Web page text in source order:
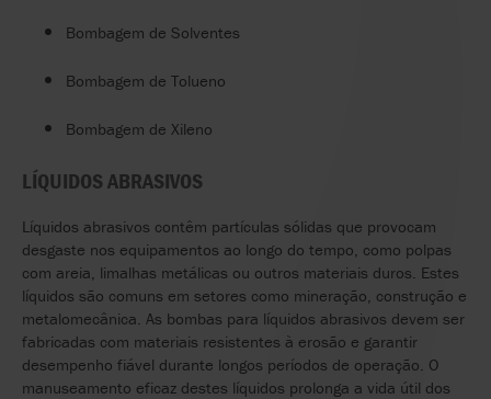
Bombagem de Solventes
Bombagem de Tolueno
Bombagem de Xileno
LÍQUIDOS ABRASIVOS
Líquidos abrasivos contêm partículas sólidas que provocam
desgaste nos equipamentos ao longo do tempo, como polpas
com areia, limalhas metálicas ou outros materiais duros. Estes
líquidos são comuns em setores como mineração, construção e
metalomecânica. As bombas para líquidos abrasivos devem ser
fabricadas com materiais resistentes à erosão e garantir
desempenho fiável durante longos períodos de operação. O
manuseamento eficaz destes líquidos prolonga a vida útil dos